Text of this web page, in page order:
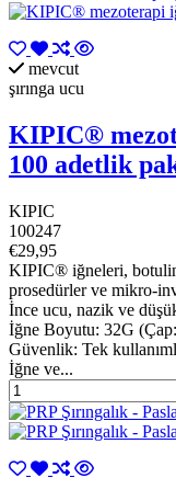
mevcut
şırınga ucu
KIPIC®
100 adetlik
KIPIC
100247
€29,95
KIPIC® iğneleri,
prosedürler ve mikro-
İnce ucu, nazik ve
İğne Boyutu: 32G
Güvenlik: Tek
İğne ve...